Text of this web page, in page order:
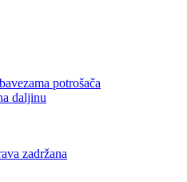
potrošača
daljinu
zadržana